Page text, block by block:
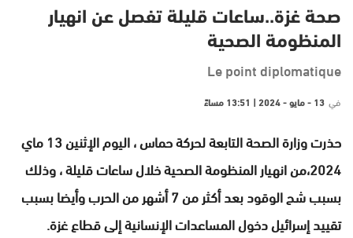
صحة غزة..ساعات قليلة تفصل عن انهيار
المنظومة الصحية
Le point diplomatique
في 13 - مايو - 2024 | 13:51 مساءً
حذرت وزارة الصحة التابعة لحركة حماس ، اليوم الإثنين 13 ماي
2024،من انهيار المنظومة الصحية خلال ساعات قليلة ، وذلك
بسبب شح الوقود بعد أكثر من 7 أشهر من الحرب وأيضا بسبب
تقييد إسرائيل دخول المساعدات الإنسانية إلى قطاع غزة.